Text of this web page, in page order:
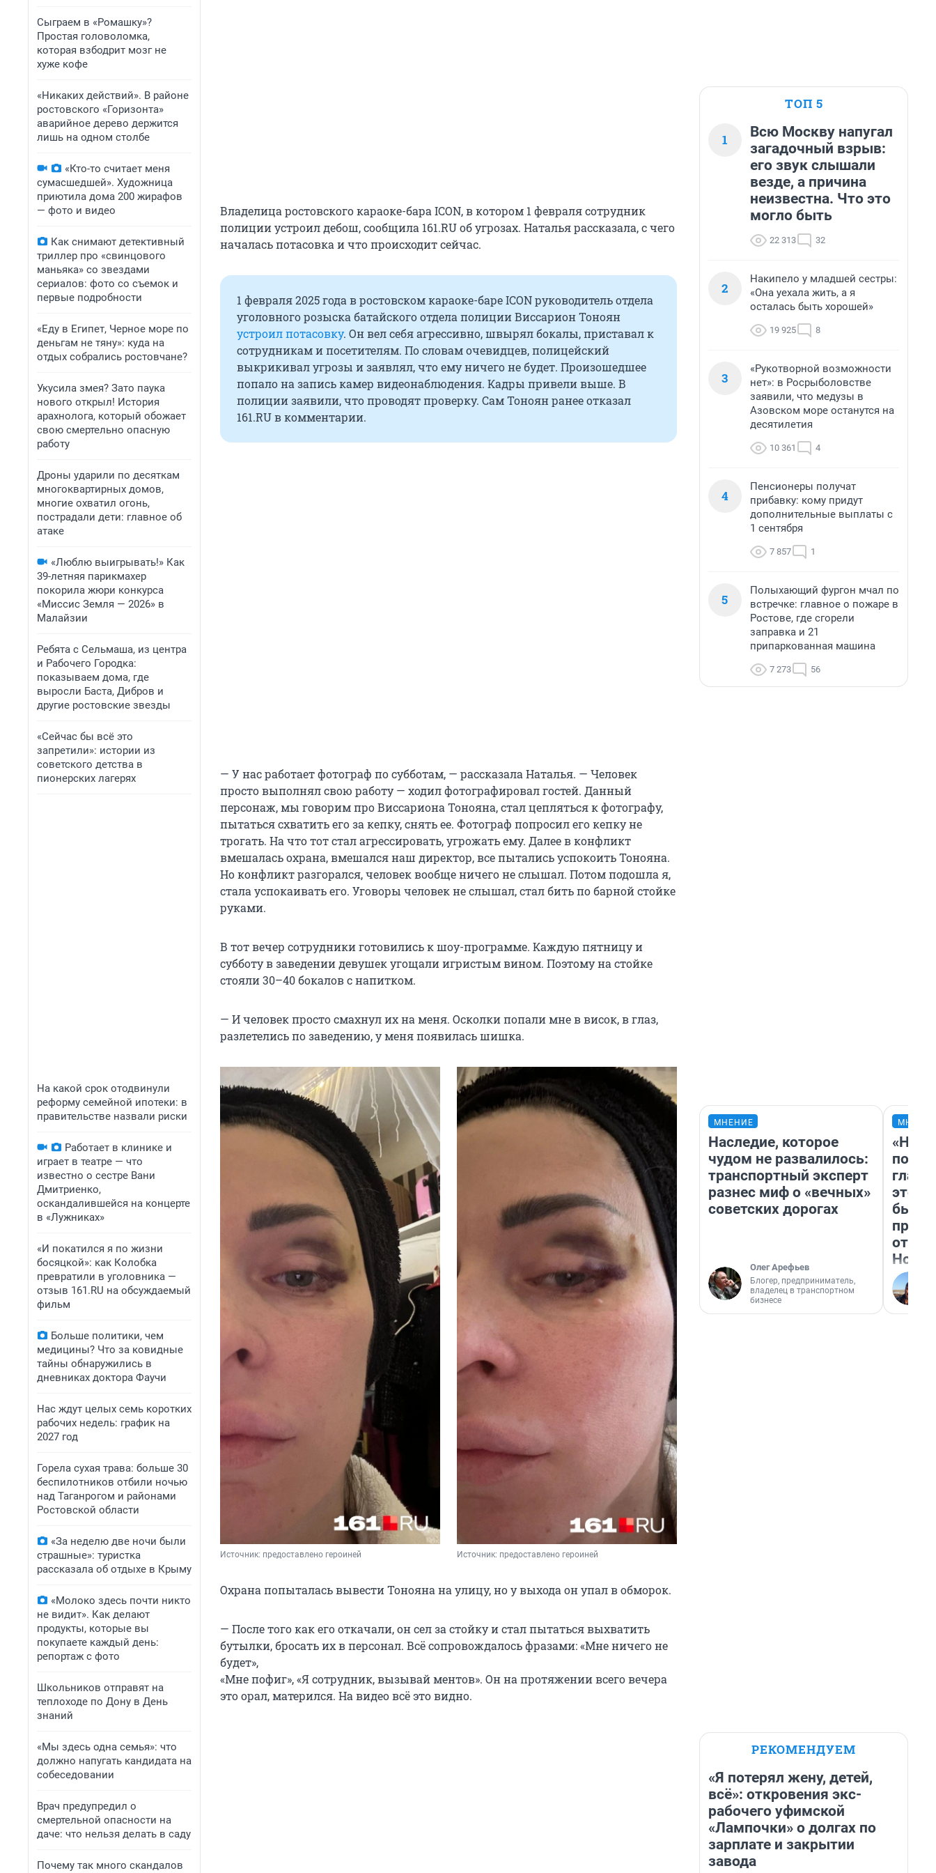
Сыграем в «Ромашку»?
Простая головоломка,
которая взбодрит мозг не
хуже кофе
«Никаких действий». В районе
ростовского «Горизонта»
аварийное дерево держится
лишь на одном столбе
«Кто-то считает меня
сумасшедшей». Художница
приютила дома 200 жирафов
— фото и видео
Как снимают детективный
триллер про «свинцового
маньяка» со звездами
сериалов: фото со съемок и
первые подробности
«Еду в Египет, Черное море по
деньгам не тяну»: куда на
отдых собрались ростовчане?
Укусила змея? Зато паука
нового открыл! История
арахнолога, который обожает
свою смертельно опасную
работу
Дроны ударили по десяткам
многоквартирных домов,
многие охватил огонь,
пострадали дети: главное об
атаке
«Люблю выигрывать!» Как
39-летняя парикмахер
покорила жюри конкурса
«Миссис Земля — 2026» в
Малайзии
Ребята с Сельмаша, из центра
и Рабочего Городка:
показываем дома, где
выросли Баста, Дибров и
другие ростовские звезды
«Сейчас бы всё это
запретили»: истории из
советского детства в
пионерских лагерях
На какой срок отодвинули
реформу семейной ипотеки: в
правительстве назвали риски
Работает в клинике и
играет в театре — что
известно о сестре Вани
Дмитриенко,
оскандалившейся на концерте
в «Лужниках»
«И покатился я по жизни
босяцкой»: как Колобка
превратили в уголовника —
отзыв 161.RU на обсуждаемый
фильм
Больше политики, чем
медицины? Что за ковидные
тайны обнаружились в
дневниках доктора Фаучи
Нас ждут целых семь коротких
рабочих недель: график на
2027 год
Горела сухая трава: больше 30
беспилотников отбили ночью
над Таганрогом и районами
Ростовской области
«За неделю две ночи были
страшные»: туристка
рассказала об отдыхе в Крыму
«Молоко здесь почти никто
не видит». Как делают
продукты, которые вы
покупаете каждый день:
репортаж с фото
Школьников отправят на
теплоходе по Дону в День
знаний
«Мы здесь одна семья»: что
должно напугать кандидата на
собеседовании
Врач предупредил о
смертельной опасности на
даче: что нельзя делать в саду
Почему так много скандалов
Владелица ростовского караоке-бара ICON, в котором 1 февраля сотрудник
полиции устроил дебош, сообщила 161.RU об угрозах. Наталья рассказала, с чего
началась потасовка и что происходит сейчас.
1 февраля 2025 года в ростовском караоке-баре ICON руководитель отдела
уголовного розыска батайского отдела полиции Виссарион Тоноян
устроил потасовку. Он вел себя агрессивно, швырял бокалы, приставал к
сотрудникам и посетителям. По словам очевидцев, полицейский
выкрикивал угрозы и заявлял, что ему ничего не будет. Произошедшее
попало на запись камер видеонаблюдения. Кадры привели выше. В
полиции заявили, что проводят проверку. Сам Тоноян ранее отказал
161.RU в комментарии.
— У нас работает фотограф по субботам, — рассказала Наталья. — Человек
просто выполнял свою работу — ходил фотографировал гостей. Данный
персонаж, мы говорим про Виссариона Тонояна, стал цепляться к фотографу,
пытаться схватить его за кепку, снять ее. Фотограф попросил его кепку не
трогать. На что тот стал агрессировать, угрожать ему. Далее в конфликт
вмешалась охрана, вмешался наш директор, все пытались успокоить Тонояна.
Но конфликт разгорался, человек вообще ничего не слышал. Потом подошла я,
стала успокаивать его. Уговоры человек не слышал, стал бить по барной стойке
руками.
В тот вечер сотрудники готовились к шоу-программе. Каждую пятницу и
субботу в заведении девушек угощали игристым вином. Поэтому на стойке
стояли 30–40 бокалов с напитком.
— И человек просто смахнул их на меня. Осколки попали мне в висок, в глаз,
разлетелись по заведению, у меня появилась шишка.
Источник: предоставлено героиней Источник: предоставлено героиней
Охрана попыталась вывести Тонояна на улицу, но у выхода он упал в обморок.
— После того как его откачали, он сел за стойку и стал пытаться выхватить
бутылки, бросать их в персонал. Всё сопровождалось фразами: «Мне ничего не
будет»,
«Мне пофиг», «Я сотрудник, вызывай ментов». Он на протяжении всего вечера
это орал, матерился. На видео всё это видно.
ТОП 5
1
Всю Москву напугал
загадочный взрыв:
его звук слышали
везде, а причина
неизвестна. Что это
могло быть
22 313 32
2
Накипело у младшей сестры:
«Она уехала жить, а я
осталась быть хорошей»
19 925 8
3
«Рукотворной возможности
нет»: в Росрыболовстве
заявили, что медузы в
Азовском море останутся на
десятилетия
10 361 4
4
Пенсионеры получат
прибавку: кому придут
дополнительные выплаты с
1 сентября
7 857 1
5
Полыхающий фургон мчал по
встречке: главное о пожаре в
Ростове, где сгорели
заправка и 21
припаркованная машина
7 273 56
МНЕНИЕ
Наследие, которое
чудом не развалилось:
транспортный эксперт
разнес миф о «вечных»
советских дорогах
Олег Арефьев
Блогер, предприниматель,
владелец в транспортном
бизнесе
этого
бьет
РЕКОМЕНДУЕМ
«Я потерял жену, детей,
всё»: откровения экс-
рабочего уфимской
«Лампочки» о долгах по
зарплате и закрытии
завода